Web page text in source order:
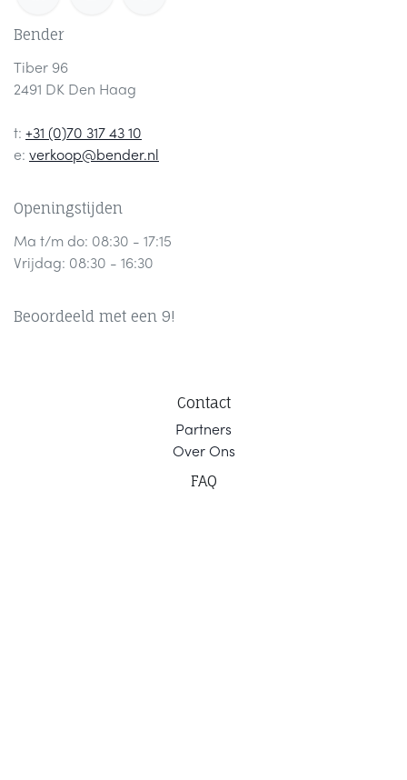
Bender
Tiber 96
2491 DK Den Haag
t: +31 (0)70 317 43 10
e: verkoop@bender.nl
Openingstijden
Ma t/m do: 08:30 - 17:15
Vrijdag: 08:30 - 16:30
Beoordeeld met een 9!
Contact
Partners
Over Ons
FAQ